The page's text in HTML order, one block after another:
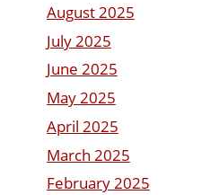
August 2025
July 2025
June 2025
May 2025
April 2025
March 2025
February 2025